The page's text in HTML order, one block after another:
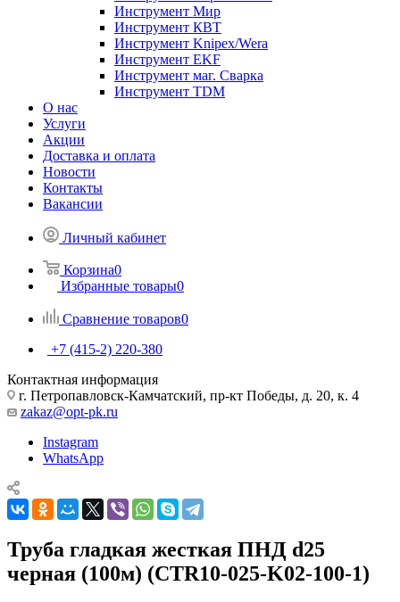
Инструмент Мир
Инструмент КВТ
Инструмент Knipex/Wera
Инструмент EKF
Инструмент маг. Сварка
Инструмент TDM
О нас
Услуги
Акции
Доставка и оплата
Новости
Контакты
Вакансии
Личный кабинет
Корзина0
Избранные товары0
Сравнение товаров0
+7 (415-2) 220-380
Контактная информация
г. Петропавловск-Камчатский, пр-кт Победы, д. 20, к. 4
zakaz@opt-pk.ru
Instagram
WhatsApp
Труба гладкая жесткая ПНД d25
черная (100м) (CTR10-025-K02-100-1)